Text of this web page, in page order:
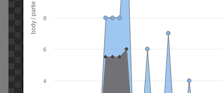
body / partie
4
6
8